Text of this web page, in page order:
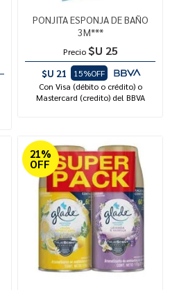
PONJITA ESPONJA DE BAÑO
3M***
Precio $U 25
$U 21
15%OFF
Con Visa (débito o crédito) o
Mastercard (credito) del BBVA
21%
OFF